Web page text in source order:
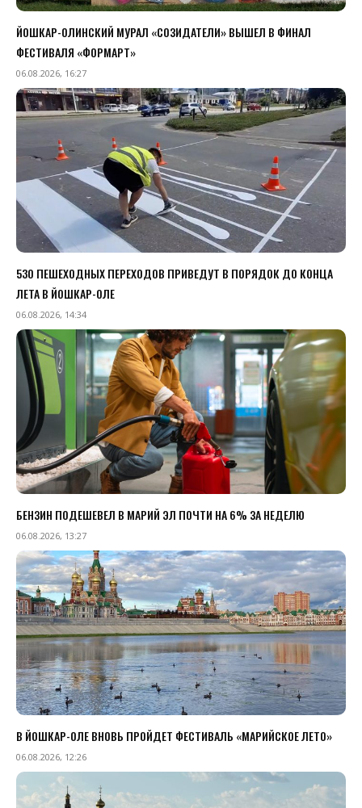
ЙОШКАР-ОЛИНСКИЙ МУРАЛ «СОЗИДАТЕЛИ» ВЫШЕЛ В ФИНАЛ
ФЕСТИВАЛЯ «ФОРМАРТ»
06.08.2026, 16:27
530 ПЕШЕХОДНЫХ ПЕРЕХОДОВ ПРИВЕДУТ В ПОРЯДОК ДО КОНЦА
ЛЕТА В ЙОШКАР-ОЛЕ
06.08.2026, 14:34
БЕНЗИН ПОДЕШЕВЕЛ В МАРИЙ ЭЛ ПОЧТИ НА 6% ЗА НЕДЕЛЮ
06.08.2026, 13:27
В ЙОШКАР-ОЛЕ ВНОВЬ ПРОЙДЕТ ФЕСТИВАЛЬ «МАРИЙСКОЕ ЛЕТО»
06.08.2026, 12:26